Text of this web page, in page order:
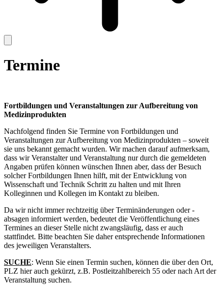
Termine
Fortbildungen und Veranstaltungen zur Aufbereitung von
Medizinprodukten
Nachfolgend finden Sie Termine von Fortbildungen und
Veranstaltungen zur Aufbereitung von Medizinprodukten – soweit
sie uns bekannt gemacht wurden. Wir machen darauf aufmerksam,
dass wir Veranstalter und Veranstaltung nur durch die gemeldeten
Angaben prüfen können wünschen Ihnen aber, dass der Besuch
solcher Fortbildungen Ihnen hilft, mit der Entwicklung von
Wissenschaft und Technik Schritt zu halten und mit Ihren
Kolleginnen und Kollegen im Kontakt zu bleiben.
Da wir nicht immer rechtzeitig über Terminänderungen oder -
absagen informiert werden, bedeutet die Veröffentlichung eines
Termines an dieser Stelle nicht zwangsläufig, dass er auch
stattfindet. Bitte beachten Sie daher entsprechende Informationen
des jeweiligen Veranstalters.
SUCHE: Wenn Sie einen Termin suchen, können die über den Ort,
PLZ hier auch gekürzt, z.B. Postleitzahlbereich 55 oder nach Art der
Veranstaltung suchen.